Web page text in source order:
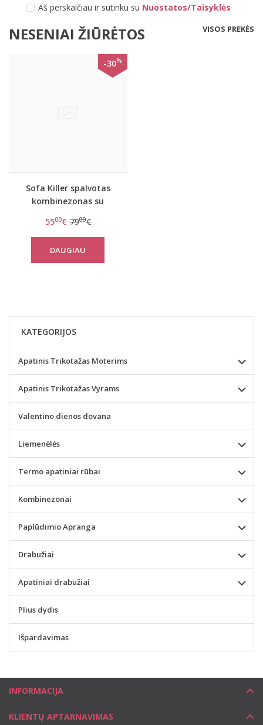
Aš perskaičiau ir sutinku su Nuostatos/Taisyklės
NESENIAI ŽIŪRĖTOS VISOS PREKĖS
-30%
Sofa Killer spalvotas
kombinezonas su
Cactus
5500€ 7900€
DAUGIAU
KATEGORIJOS
Apatinis Trikotažas Moterims
Apatinis Trikotažas Vyrams
Valentino dienos dovana
Liemenėlės
Termo apatiniai rūbai
Kombinezonai
Paplūdimio Apranga
Drabužiai
Apatiniai drabužiai
Plius dydis
Išpardavimas
INFORMACIJA
KLIENTŲ APTARNAVIMAS